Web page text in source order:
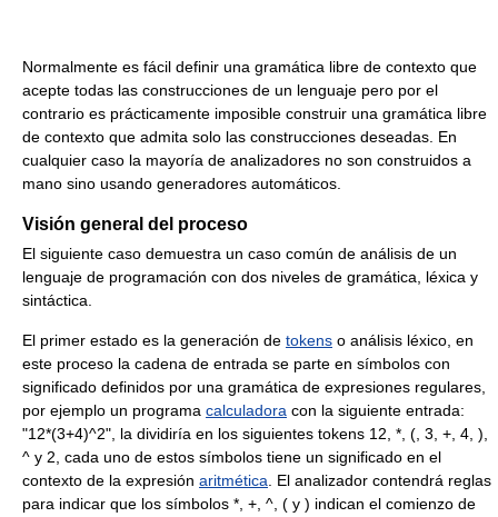
Normalmente es fácil definir una gramática libre de contexto que
acepte todas las construcciones de un lenguaje pero por el
contrario es prácticamente imposible construir una gramática libre
de contexto que admita solo las construcciones deseadas. En
cualquier caso la mayoría de analizadores no son construidos a
mano sino usando generadores automáticos.
Visión general del proceso
El siguiente caso demuestra un caso común de análisis de un
lenguaje de programación con dos niveles de gramática, léxica y
sintáctica.
El primer estado es la generación de tokens o análisis léxico, en
este proceso la cadena de entrada se parte en símbolos con
significado definidos por una gramática de expresiones regulares,
por ejemplo un programa calculadora con la siguiente entrada:
"12*(3+4)^2", la dividiría en los siguientes tokens 12, *, (, 3, +, 4, ),
^ y 2, cada uno de estos símbolos tiene un significado en el
contexto de la expresión aritmética . El analizador contendrá reglas
para indicar que los símbolos *, +, ^, ( y ) indican el comienzo de